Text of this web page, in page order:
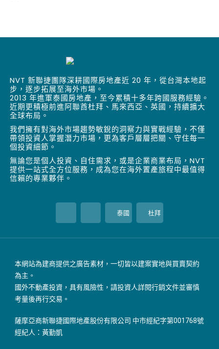
NVT 新聯捷團隊深耕國際房地產近 20 年，從台灣本地起
步，逐步拓展至海外市場。
2013 年進軍泰國房地產，至今累積十多年跨國服務經驗。
近期更積極前進阿聯酋杜拜、馬來西亞、英國，持續擴大
全球布局。
我們擁有對海外市場趨勢敏銳的洞察力與實戰經驗，不僅
帶領投資人掌握潛力市場，更為客戶層層把關、守住每一
個投資細節。
無論您是個人投資、自住需求，或是企業商業布局，NVT
提供一站式全方位服務，成為您在海外置產旅程中最值得
信賴的專業夥伴。
泰國 杜拜
本網站為建商提供之廣告素材，一切皆以建案實地與買賣契約
為主。
國外不動產投資，具有風險性，請投資人詳閱行銷文件並審慎
考量後再行交易。
薩摩亞商新聯捷國際地產股份有限公司 中市經紀字第001768號
經紀人：黃勤凱